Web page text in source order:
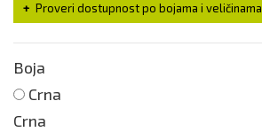
Proveri dostupnost po bojama i veličinama
Boja
Crna
Crna